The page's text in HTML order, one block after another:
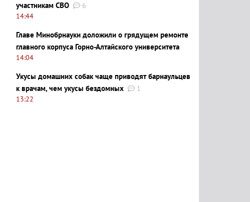
участникам СВО
6
14:44
Главе Минобрнауки доложили о грядущем ремонте
главного корпуса Горно-Алтайского университета
14:04
Укусы домашних собак чаще приводят барнаульцев
к врачам, чем укусы бездомных
1
13:22